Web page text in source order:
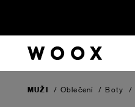
MUŽI / Oblečení / Boty /